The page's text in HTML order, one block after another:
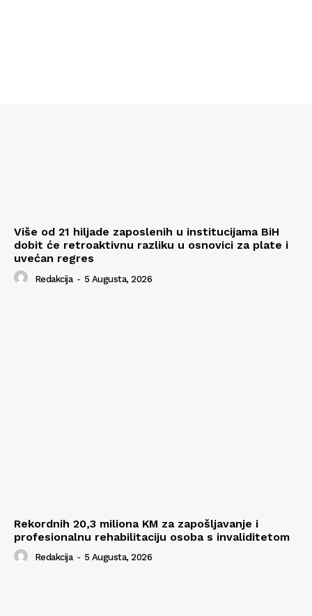
Više od 21 hiljade zaposlenih u institucijama BiH
dobit će retroaktivnu razliku u osnovici za plate i
uvećan regres
Redakcija - 5 Augusta, 2026
Rekordnih 20,3 miliona KM za zapošljavanje i
profesionalnu rehabilitaciju osoba s invaliditetom
Redakcija - 5 Augusta, 2026